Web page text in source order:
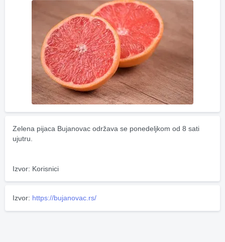
Zelena pijaca Bujanovac održava se ponedeljkom od 8 sati
ujutru.
Izvor: Korisnici
Izvor: https://bujanovac.rs/